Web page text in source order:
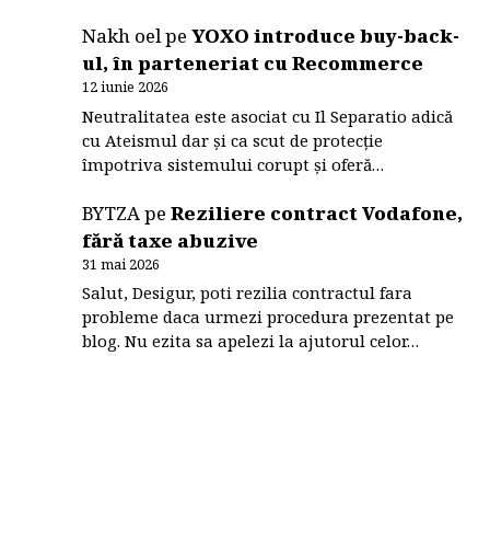
Nakh oelpeYOXO introduce buy-back-
ul, în parteneriat cu Recommerce
12 iunie 2026
Neutralitatea este asociat cu Il Separatio adică
cu Ateismul dar și ca scut de protecție
împotriva sistemului corupt și oferă…
BYTZApeReziliere contract Vodafone,
fără taxe abuzive
31 mai 2026
Salut, Desigur, poti rezilia contractul fara
probleme daca urmezi procedura prezentat pe
blog. Nu ezita sa apelezi la ajutorul celor…